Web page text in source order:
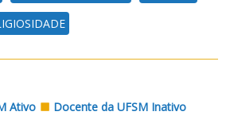
Ativo
Docente da UFSM Inativo